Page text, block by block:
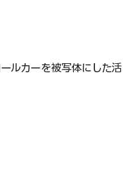
ルカーを被写体にした活